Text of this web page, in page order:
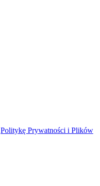
Politykę Prywatności i Plików